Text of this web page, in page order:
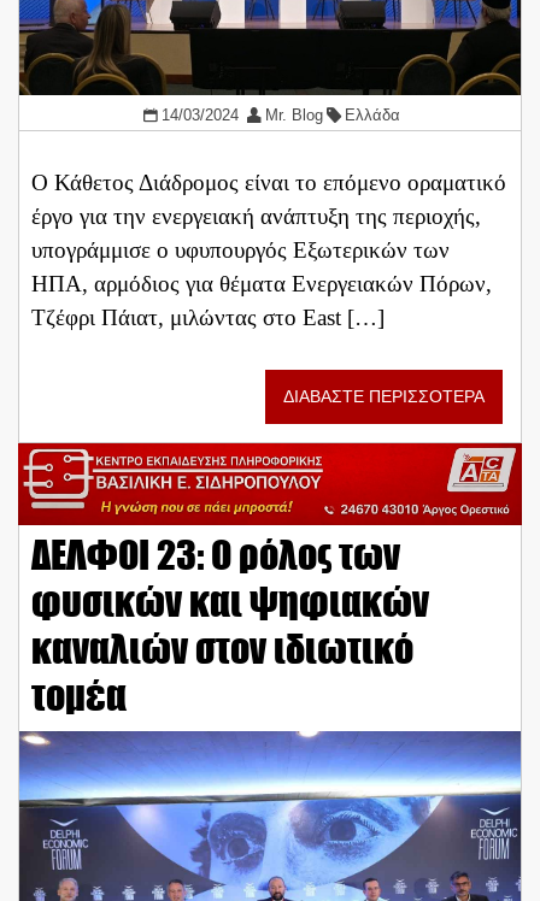
14/03/2024 Mr. Blog Ελλάδα
Ο Κάθετος Διάδρομος είναι το επόμενο οραματικό
έργο για την ενεργειακή ανάπτυξη της περιοχής,
υπογράμμισε ο υφυπουργός Εξωτερικών των
ΗΠΑ, αρμόδιος για θέματα Ενεργειακών Πόρων,
Τζέφρι Πάιατ, μιλώντας στο East […]
ΔΙΑΒΑΣΤΕ ΠΕΡΙΣΣΟΤΕΡΑ
ΔΕΛΦΟΙ 23: Ο ρόλος των
φυσικών και ψηφιακών
καναλιών στον ιδιωτικό
τομέα